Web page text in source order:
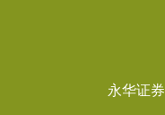
永华证券